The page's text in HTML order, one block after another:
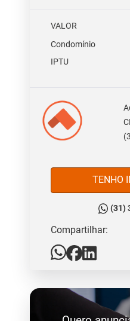
VALOR
Condomínio
IPTU
(31)
Compartilhar: